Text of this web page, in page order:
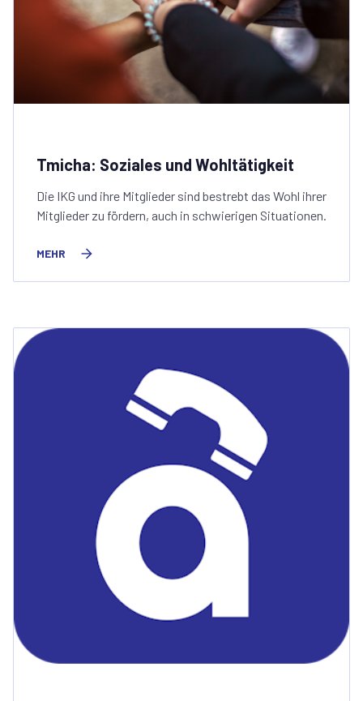
Tmicha: Soziales und Wohltätigkeit
Die IKG und ihre Mitglieder sind bestrebt das Wohl ihrer
Mitglieder zu fördern, auch in schwierigen Situationen.
MEHR